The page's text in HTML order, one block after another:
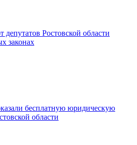
Ростовской области
законах
бесплатную юридическую
области